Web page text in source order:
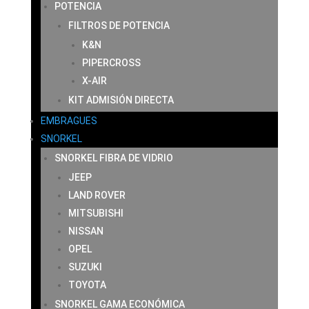
POTENCIA
FILTROS DE POTENCIA
K&N
PIPERCROSS
X-AIR
KIT ADMISIÓN DIRECTA
EMBRAGUES
SNORKEL
SNORKEL FIBRA DE VIDRIO
JEEP
LAND ROVER
MITSUBISHI
NISSAN
OPEL
SUZUKI
TOYOTA
SNORKEL GAMA ECONÓMICA